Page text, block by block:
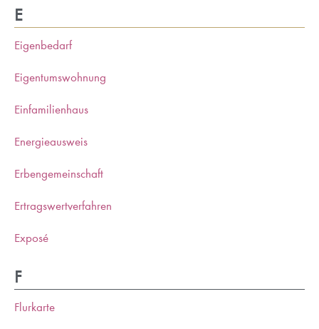
E
Eigenbedarf
Eigentumswohnung
Einfamilienhaus
Energieausweis
Erbengemeinschaft
Ertragswertverfahren
Exposé
F
Flurkarte